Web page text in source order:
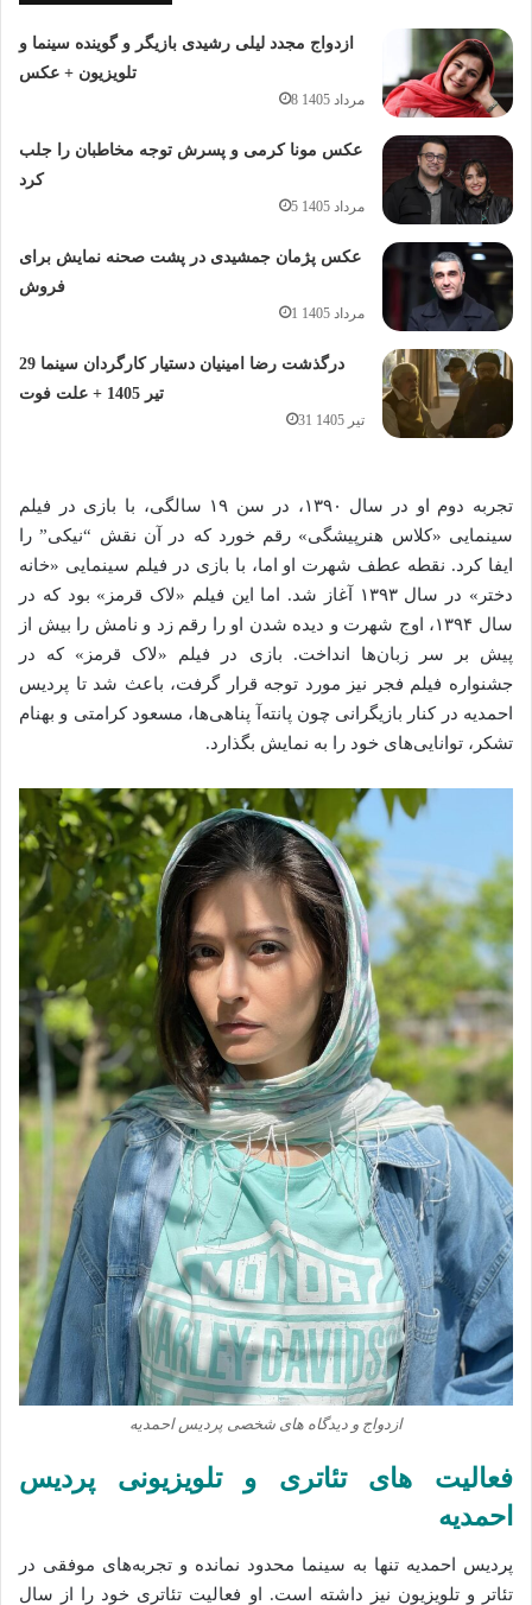
ازدواج مجدد لیلی رشیدی بازیگر و گوینده سینما و
تلویزیون + عکس
8 مرداد 1405
عکس مونا کرمی و پسرش توجه مخاطبان را جلب
کرد
5 مرداد 1405
عکس پژمان جمشیدی در پشت صحنه نمایش برای
فروش
1 مرداد 1405
درگذشت رضا امینیان دستیار کارگردان سینما 29
تیر 1405 + علت فوت
31 تیر 1405
تجربه دوم او در سال ۱۳۹۰، در سن ۱۹ سالگی، با بازی در فیلم
سینمایی «کلاس هنرپیشگی» رقم خورد که در آن نقش “نیکی” را
ایفا کرد. نقطه عطف شهرت او اما، با بازی در فیلم سینمایی «خانه
دختر» در سال ۱۳۹۳ آغاز شد. اما این فیلم «لاک قرمز» بود که در
سال ۱۳۹۴، اوج شهرت و دیده شدن او را رقم زد و نامش را بیش از
پیش بر سر زبان‌ها انداخت. بازی در فیلم «لاک قرمز» که در
جشنواره فیلم فجر نیز مورد توجه قرار گرفت، باعث شد تا پردیس
احمدیه در کنار بازیگرانی چون پانته‌آ پناهی‌ها، مسعود کرامتی و بهنام
تشکر، توانایی‌های خود را به نمایش بگذارد.
ازدواج و دیدگاه‌ های شخصی پردیس احمدیه
فعالیت‌ های تئاتری و تلویزیونی پردیس
احمدیه
پردیس احمدیه تنها به سینما محدود نمانده و تجربه‌های موفقی در
تئاتر و تلویزیون نیز داشته است. او فعالیت تئاتری خود را از سال